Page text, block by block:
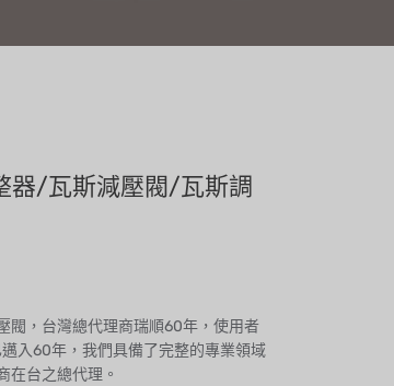
器/瓦斯減壓閥/瓦斯調
閥，台灣總代理商瑞順60年，使用者
入60年，我們具備了完整的專業領域
在台之總代理。